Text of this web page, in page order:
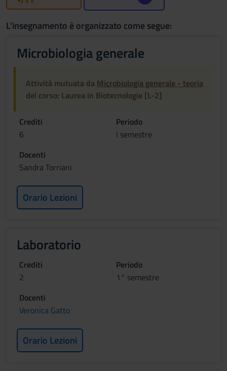
L'insegnamento è organizzato come segue:
Microbiologia generale
Attività mutuata da Microbiologia generale - teoria
del corso: Laurea in Biotecnologie [L-2]
Crediti
6
Periodo
I semestre
Docenti
Sandra Torriani
Orario Lezioni
Laboratorio
Crediti
2
Periodo
1° semestre
Docenti
Veronica Gatto
Orario Lezioni